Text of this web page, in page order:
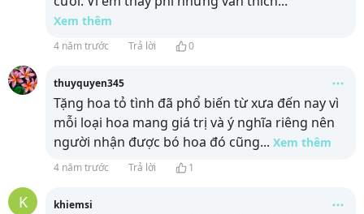
Xem thêm
4 năm trước Trả lời 0
thuyquyen345
Tặng hoa tỏ tình đã phổ biến từ xưa đến nay vì
mỗi loại hoa mang giá trị và ý nghĩa riêng nên
người nhận được bó hoa đó cũng... Xem thêm
4 năm trước Trả lời 1
K khiemsi